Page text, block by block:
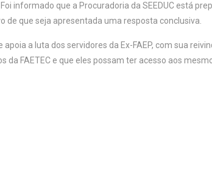
Foi informado que a Procuradoria da SEEDUC está
de que seja apresentada uma resposta conclusiva.
apoia a luta dos servidores da Ex-FAEP, com sua
da FAETEC e que eles possam ter acesso aos